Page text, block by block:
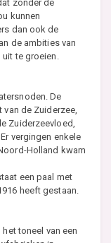
zonder de
kunnen
dan ook de
de ambities van
te groeien.
De
de Zuiderzee,
Zuiderzeevloed,
vergingen enkele
Holland kwam
een paal met
heeft gestaan.
toneel van een